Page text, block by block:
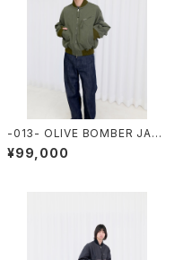
-013- OLIVE BOMBER JAC
KET
¥99,000